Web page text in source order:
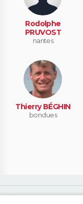
Rodolphe
PRUVOST
nantes
Thierry BÉGHIN
bondues